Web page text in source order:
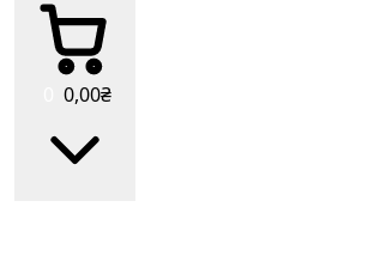
0,00₴